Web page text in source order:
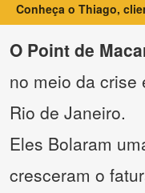
Conheça o Thiago,
O Point de
no meio da crise
Rio de Janeiro.
Eles Bolaram
cresceram o